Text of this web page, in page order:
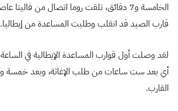
الخامسة و7 دقائق، تلقت روما اتصال من
قارب الصيد قد انقلب وطلبت المساعدة من إيطاليا.
أي بعد ست ساعات من طلب الإغاثة، وبعد خمسة
القارب.